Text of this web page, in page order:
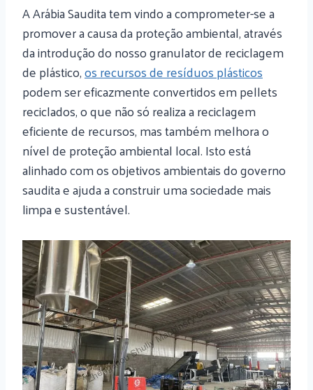
A Arábia Saudita tem vindo a comprometer-se a
promover a causa da proteção ambiental, através
da introdução do nosso granulator de reciclagem
de plástico,os recursos de resíduos plásticos
podem ser eficazmente convertidos em pellets
reciclados, o que não só realiza a reciclagem
eficiente de recursos, mas também melhora o
nível de proteção ambiental local. Isto está
alinhado com os objetivos ambientais do governo
saudita e ajuda a construir uma sociedade mais
limpa e sustentável.